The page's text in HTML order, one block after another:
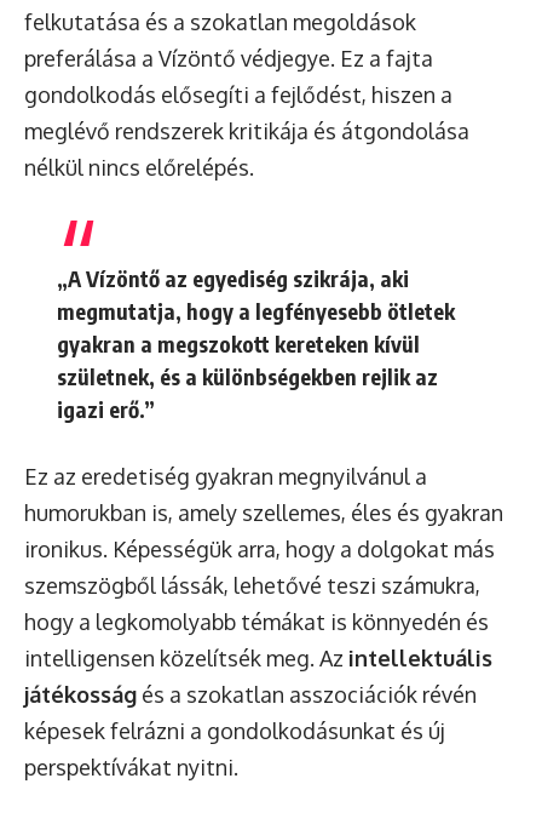
felkutatása és a szokatlan megoldások
preferálása a Vízöntő védjegye. Ez a fajta
gondolkodás elősegíti a fejlődést, hiszen a
meglévő rendszerek kritikája és átgondolása
nélkül nincs előrelépés.
„A Vízöntő az egyediség szikrája, aki
megmutatja, hogy a legfényesebb ötletek
gyakran a megszokott kereteken kívül
születnek, és a különbségekben rejlik az
igazi erő.”
Ez az eredetiség gyakran megnyilvánul a
humorukban is, amely szellemes, éles és gyakran
ironikus. Képességük arra, hogy a dolgokat más
szemszögből lássák, lehetővé teszi számukra,
hogy a legkomolyabb témákat is könnyedén és
intelligensen közelítsék meg. Az intellektuális
játékosság és a szokatlan asszociációk révén
képesek felrázni a gondolkodásunkat és új
perspektívákat nyitni.